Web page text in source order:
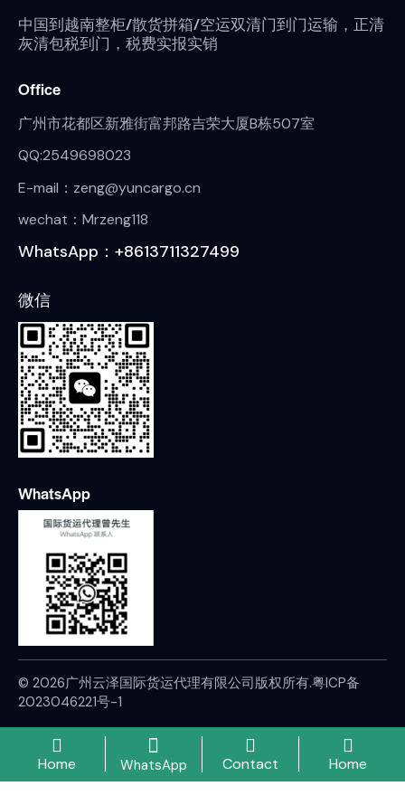
中国到越南整柜/散货拼箱/空运双清门到门运输，正清
灰清包税到门，税费实报实销
Office
广州市花都区新雅街富邦路吉荣大厦B栋507室
QQ:2549698023
E-mail：zeng@yuncargo.cn
wechat：Mrzeng118
WhatsApp：+8613711327499
微信
WhatsApp
© 2026广州云泽国际货运代理有限公司版权所有.粤ICP备
2023046221号-1
Home WhatsApp Contact Home